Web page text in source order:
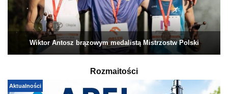
Wiktor Antosz brązowym medalistą Mistrzostw Polski
Rozmaitości
Aktualności